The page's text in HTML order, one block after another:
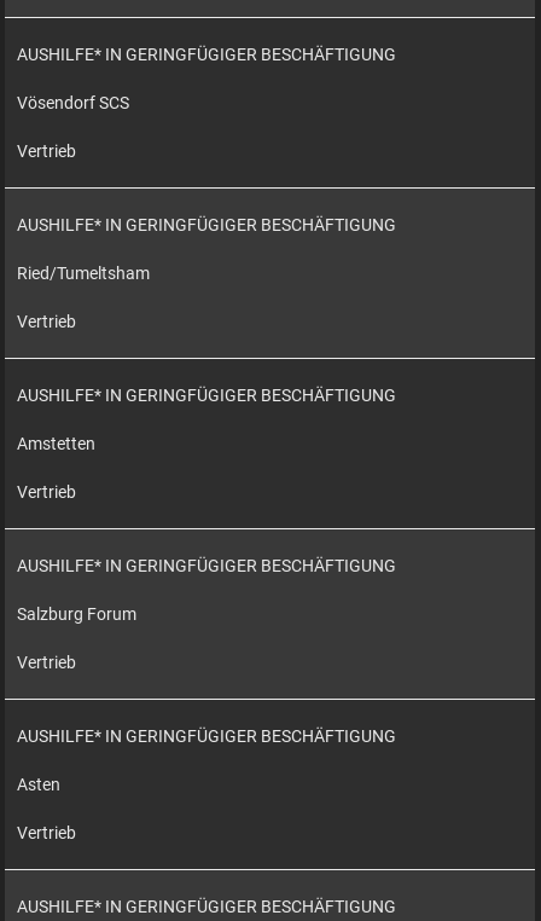
AUSHILFE* IN GERINGFÜGIGER BESCHÄFTIGUNG
Vösendorf SCS
Vertrieb
AUSHILFE* IN GERINGFÜGIGER BESCHÄFTIGUNG
Ried/Tumeltsham
Vertrieb
AUSHILFE* IN GERINGFÜGIGER BESCHÄFTIGUNG
Amstetten
Vertrieb
AUSHILFE* IN GERINGFÜGIGER BESCHÄFTIGUNG
Salzburg Forum
Vertrieb
AUSHILFE* IN GERINGFÜGIGER BESCHÄFTIGUNG
Asten
Vertrieb
AUSHILFE* IN GERINGFÜGIGER BESCHÄFTIGUNG